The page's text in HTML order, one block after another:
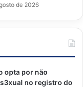
de 2026
opta por não
no registro do